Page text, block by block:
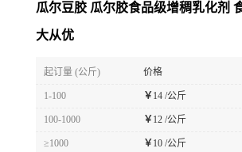
瓜尔豆胶 瓜尔胶食品级增稠乳化剂
大从优
起订量 (公斤) 价格
1-100 ￥ 14 /公斤
100-1000 ￥ 12 /公斤
≥1000 ￥ 10 /公斤